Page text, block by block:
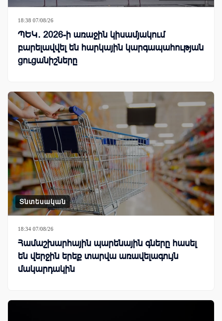
18:38 07/08/26
ՊԵԿ․ 2026-ի առաջին կիսամյակում
բարելավվել են հարկային կարգապահության
ցուցանիշները
Տնտեսական
18:34 07/08/26
Համաշխարհային պարենային գները հասել
են վերջին երեք տարվա առավելագույն
մակարդակին